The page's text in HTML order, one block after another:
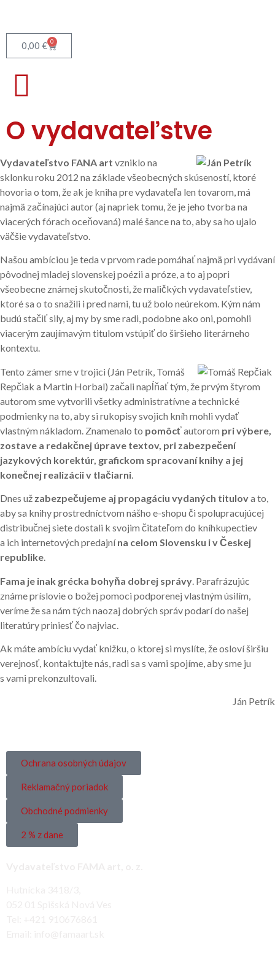
0,00 € 0
O vydavateľstve
Vydavateľstvo FANA art vzniklo na
sklonku roku 2012 na základe všeobecných skúseností, ktoré
hovoria o tom, že ak je kniha pre vydavateľa len tovarom, má
najmä začínajúci autor (aj napriek tomu, že je jeho tvorba na
viacerých fórach oceňovaná) malé šance na to, aby sa ho ujalo
väčšie vydavateľstvo.
Našou ambíciou je teda v prvom rade pomáhať najmä pri vydávaní
pôvodnej mladej slovenskej poézii a próze, a to aj popri
všeobecne známej skutočnosti, že maličkých vydavateľstiev,
ktoré sa o to snažili i pred nami, tu už bolo neúrekom. Kým nám
budú stačiť sily, aj my by sme radi, podobne ako oni, pomohli
viacerým zaujímavým titulom vstúpiť do širšieho literárneho
kontextu.
Tento zámer sme v trojici (Ján Petrík, Tomáš
Repčiak a Martin Horbal) začali napĺňať tým, že prvým štyrom
autorom sme vytvorili všetky administratívne a technické
podmienky na to, aby si rukopisy svojich kníh mohli vydať
vlastným nákladom. Znamenalo to pomôcťautorom pri výbere,
zostave a redakčnej úprave textov, pri zabezpečení
jazykových korektúr, grafickom spracovaní knihy a jej
konečnej realizácii v tlačiarni
Dnes už zabezpečujeme aj propagáciu vydaných titulova to,
aby sa knihy prostredníctvom nášho e-shopu či spolupracujúcej
distribučnej siete dostali k svojim čitateľom do kníhkupectiev
a ich internetových predajnína celom Slovensku i v Českej
republike.
Fama je inak grécka bohyňa dobrej správy . Parafrázujúc
známe príslovie o božej pomoci podporenej vlastným úsilím,
veríme že sa nám tých naozaj dobrých správ podarí do našej
literatúry priniesť čo najviac.
Ak máte ambíciu vydať knižku, o ktorej si myslíte, že osloví širšiu
verejnosť, kontaktujte nás, radi sa s vami spojíme, aby sme ju
s vami prekonzultovali.
Ján Petrík
Ochrana osobných údajov
Reklamačný poriadok
Obchodné podmienky
2 % z dane